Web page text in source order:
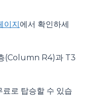
이지에서 확인하세
(Column R4)과 T3
로 탑승할 수 있습